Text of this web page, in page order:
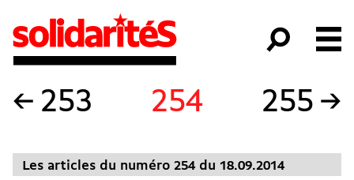
← 253 254 255 →
Les articles du numéro 254 du 18.09.2014